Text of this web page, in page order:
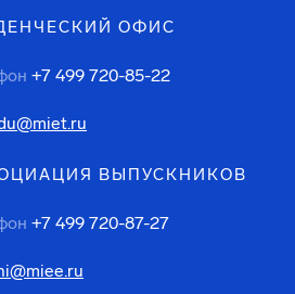
ОФИС
+7 499 720-85-22
ВЫПУСКНИКОВ
+7 499 720-87-27